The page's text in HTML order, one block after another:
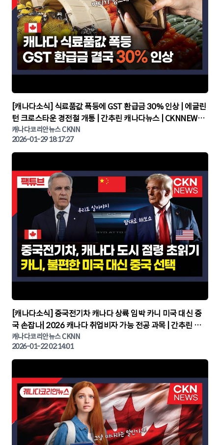
▶
[캐나다소식] 식료품값 폭등에 GST 환급금 30% 인상 | 에글린
턴 크로스타운 경전철 개통 | 간추린 캐나다뉴스 | CKNNEWS,
캐나다코리안뉴스
캐나다코리안뉴스 CKNN
2026-01-29 18:17:27
▶
[캐나다소식] 중국전기차 캐나다 상륙 임박 카니 미국 대신 중
국 손잡나| 2026 캐나다 취업비자 가능 전공 과목 | 간추린 캐
나다뉴스 | CKNNEWS, 캐나다코리안뉴스
캐나다코리안뉴스 CKNN
2026-01-22 02:14:01